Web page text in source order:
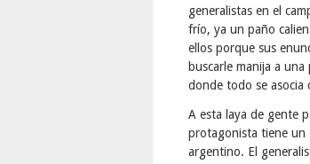
generalistas en el
frío, ya un paño
ellos porque sus
buscarle manija a
donde todo se asocia
A esta laya de gente
protagonista tiene un
argentino. El